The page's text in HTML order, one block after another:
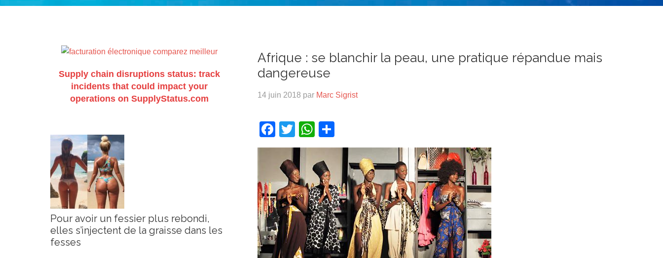
Afrique : se blanchir la peau, une pratique répandue mais
dangereuse
14 juin 2018 par Marc Sigrist
Facebook
TwitterWhatsApp
Supply chain disruptions status: track
incidents that could impact your
operations on SupplyStatus.com
Pour avoir un fessier plus rebondi,
elles s’injectent de la graisse dans les
fesses